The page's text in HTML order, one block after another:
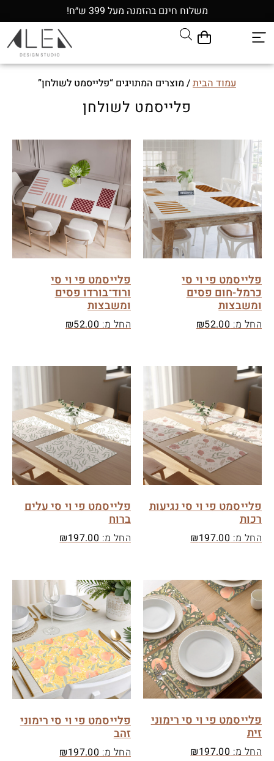
משלוח חינם בהזמנה מעל 399 ש״ח!
עמוד הבית/ מוצרים המתויגים “פלייסמט לשולחן”
פלייסמט לשולחן
פלייסמט פי וי סי
כרמל-חום פסים
ומשבצות
החל מ: ₪52.00
פלייסמט פי וי סי
ורוד־בורדו פסים
ומשבצות
החל מ: ₪52.00
פלייסמט פי וי סי נגיעות
רכות
החל מ: ₪197.00
פלייסמט פי וי סי עלים
ברוח
החל מ: ₪197.00
פלייסמט פי וי סי רימוני
זית
החל מ: ₪197.00
פלייסמט פי וי סי רימוני
זהב
החל מ: ₪197.00